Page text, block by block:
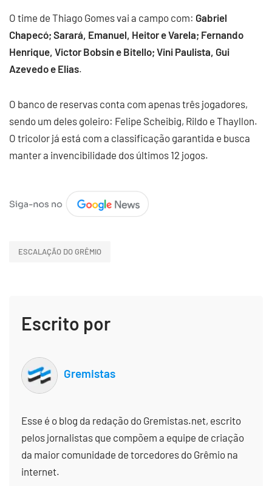
O time de Thiago Gomes vai a campo com: Gabriel
Chapecó; Sarará, Emanuel, Heitor e Varela; Fernando
Henrique, Victor Bobsin e Bitello; Vini Paulista, Gui
Azevedo e Elias.
O banco de reservas conta com apenas três jogadores,
sendo um deles goleiro: Felipe Scheibig, Rildo e Thayllon.
O tricolor já está com a classificação garantida e busca
manter a invencibilidade dos últimos 12 jogos.
ESCALAÇÃO DO GRÊMIO
Escrito por
Gremistas
Esse é o blog da redação do Gremistas.net, escrito
pelos jornalistas que compõem a equipe de criação
da maior comunidade de torcedores do Grêmio na
internet.